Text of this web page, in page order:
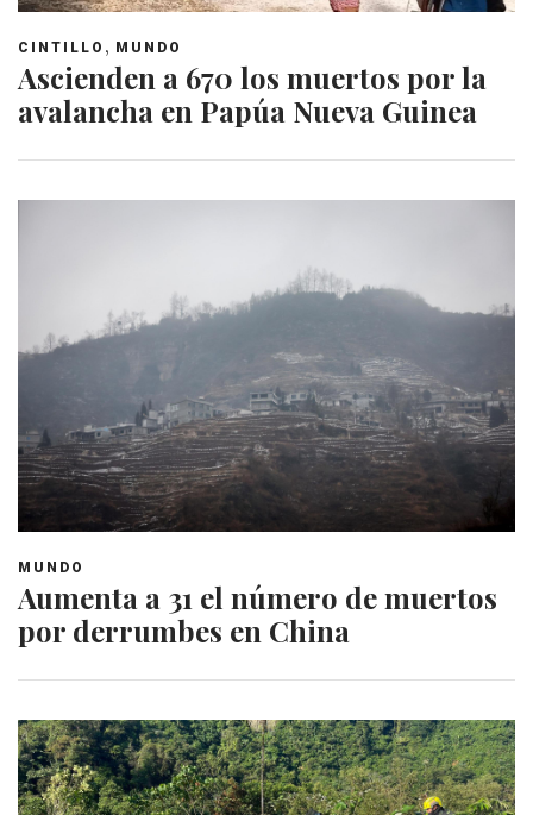
CINTILLO , MUNDO
Ascienden a 670 los muertos por la
avalancha en Papúa Nueva Guinea
MUNDO
Aumenta a 31 el número de muertos
por derrumbes en China